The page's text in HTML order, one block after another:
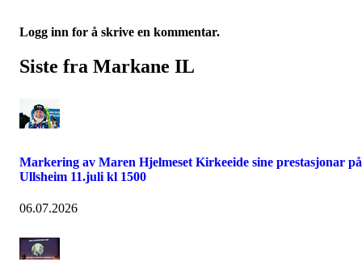
Logg inn for å skrive en kommentar.
Siste fra Markane IL
Markering av Maren Hjelmeset Kirkeeide sine prestasjonar på
Ullsheim 11.juli kl 1500
06.07.2026